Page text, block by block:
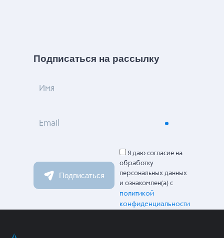
Подписаться на рассылку
Имя
Email
Подписаться
Я даю согласие на
обработку
персональных данных
и ознакомлен(а) с
политикой
конфиденциальности